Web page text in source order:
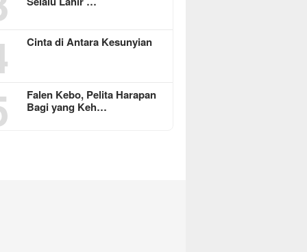
Cinta di Antara Kesunyian
Falen Kebo, Pelita Harapan
Bagi yang Keh…